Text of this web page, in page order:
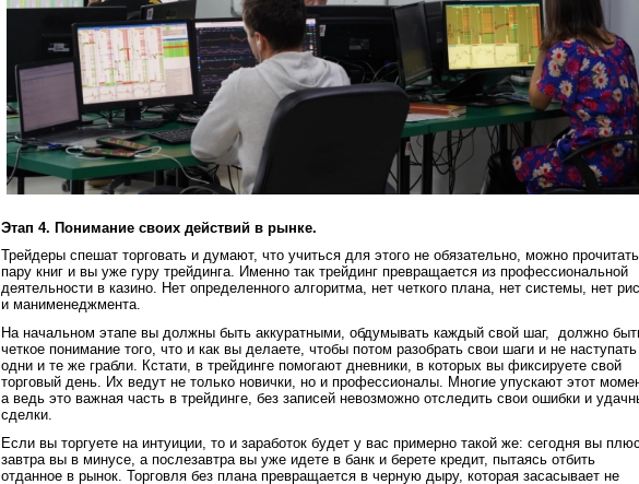
Этап 4. Понимание своих действий в рынке.
Трейдеры спешат торговать и думают, что учиться для этого не обязательно, можно прочитать
пару книг и вы уже гуру трейдинга. Именно так трейдинг превращается из профессиональной
деятельности в казино. Нет определенного алгоритма, нет четкого плана, нет системы, нет
и манименеджмента.
На начальном этапе вы должны быть аккуратными, обдумывать каждый свой шаг, должно
четкое понимание того, что и как вы делаете, чтобы потом разобрать свои шаги и не
одни и те же грабли. Кстати, в трейдинге помогают дневники, в которых вы фиксируете свой
торговый день. Их ведут не только новички, но и профессионалы. Многие упускают этот
а ведь это важная часть в трейдинге, без записей невозможно отследить свои ошибки и
сделки.
Если вы торгуете на интуиции, то и заработок будет у вас примерно такой же: сегодня вы
завтра вы в минусе, а послезавтра вы уже идете в банк и берете кредит, пытаясь отбить
отданное в рынок. Торговля без плана превращается в черную дыру, которая засасывает не